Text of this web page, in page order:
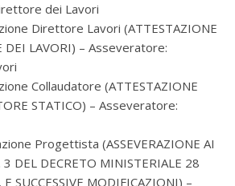
dei Lavori
Direttore Lavori (ATTESTAZIONE
DEI LAVORI) – Asseveratore:
Collaudatore (ATTESTAZIONE
STATICO) – Asseveratore:
Progettista (ASSEVERAZIONE AI
3 DEL DECRETO MINISTERIALE 28
SUCCESSIVE MODIFICAZIONI) –